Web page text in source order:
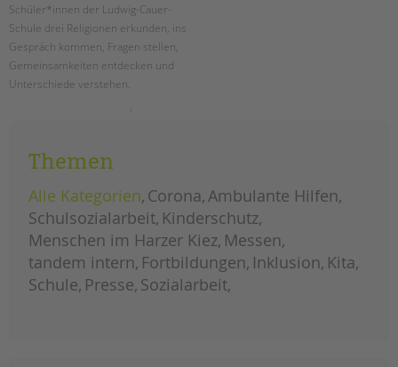
Schüler*innen der Ludwig-Cauer-
Schule drei Religionen erkunden, ins
Gespräch kommen, Fragen stellen,
Gemeinsamkeiten entdecken und
Unterschiede verstehen.
wahrheit?
ein
an
der
ludwig-
cauer-
grundschule
Themen
Alle Kategorien Corona Ambulante Hilfen
Schulsozialarbeit Kinderschutz
Menschen im Harzer Kiez Messen
tandem intern Fortbildungen Inklusion Kita
Schule Presse Sozialarbeit